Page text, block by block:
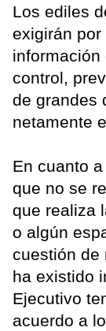
Los ediles
exigirán
información
control,
de grandes
netamente
En cuanto
que no se
que realiza
o algún
cuestión de
ha existido
Ejecutivo
acuerdo a